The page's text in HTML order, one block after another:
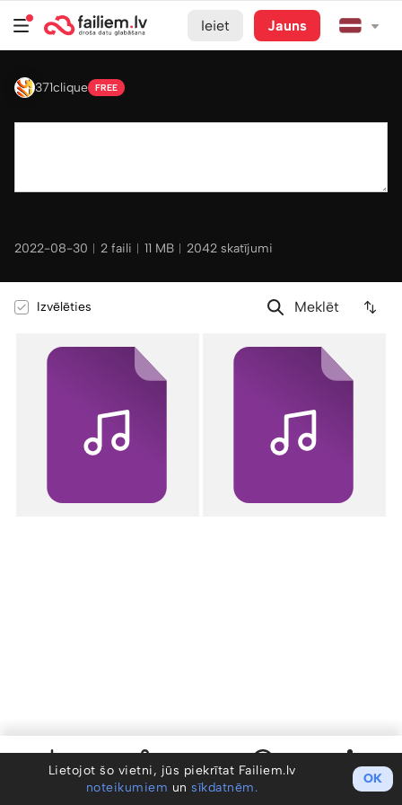
Ieiet Jauns
371clique FREE
2022-08-30 ︱ 2 faili ︱ 11 MB ︱ 2042 skatījumi
Koplietot Darbības
Info
Izvēlēties
Lietojot šo vietni, jūs piekrītat Failiem.lv
noteikumiem unsīkdatnēm.
OK